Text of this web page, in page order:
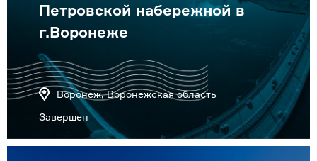
Петровской набережной в
г.Воронеже
Воронеж, Воронежская область
Завершен